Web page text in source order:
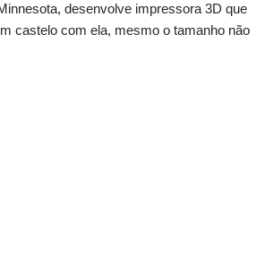
desenvolve impressora 3D que
castelo com ela, mesmo o tamanho não